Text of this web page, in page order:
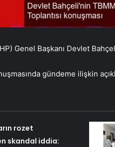
Genel Başkanı Devlet
gündeme ilişkin
rozet
skandal iddia: